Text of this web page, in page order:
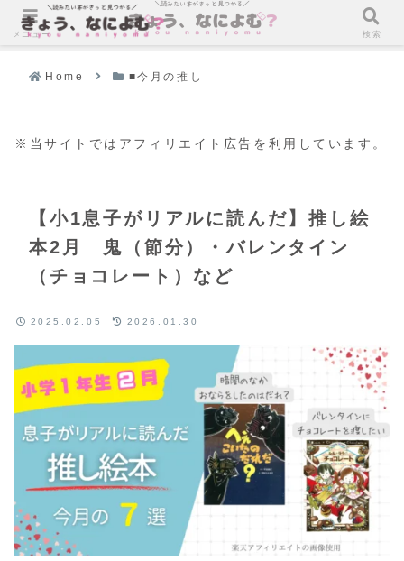
Home ■今月の推し
※当サイトではアフィリエイト広告を利用しています。
【小1息子がリアルに読んだ】推し絵
本2月 鬼（節分）・バレンタイン
（チョコレート）など
2025.02.05 2026.01.30
メニュー 検索